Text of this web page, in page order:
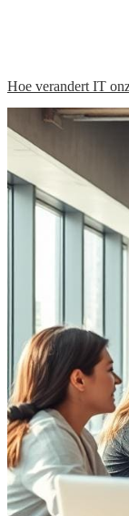
Hoe verandert IT